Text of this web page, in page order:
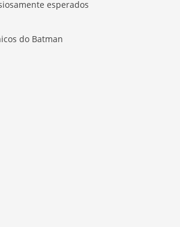
esperados
do Batman